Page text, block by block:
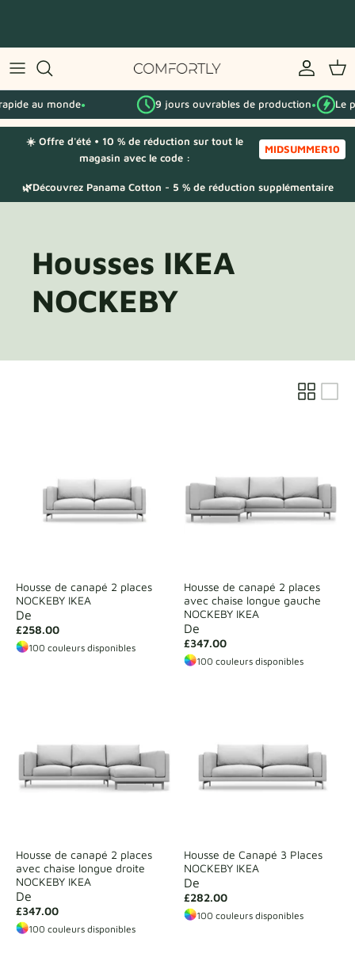
contenu
Par série IKEA
Par catégorie
Échantillons de tissu
au monde● 9 jours ouvrables de production● Le plus
☀️ Offre d'été • 10 % de réduction sur tout le
magasin avec le code :
MIDSUMMER10
🌿Découvrez Panama Cotton - 5 % de réduction supplémentaire
Housses IKEA
NOCKEBY
Housse de canapé 2 places
NOCKEBY IKEA
De
£258.00
100 couleurs disponibles
Housse de canapé 2 places
avec chaise longue gauche
NOCKEBY IKEA
De
£347.00
100 couleurs disponibles
Housse de canapé 2 places
avec chaise longue droite
NOCKEBY IKEA
De
£347.00
100 couleurs disponibles
Housse de Canapé 3 Places
NOCKEBY IKEA
De
£282.00
100 couleurs disponibles